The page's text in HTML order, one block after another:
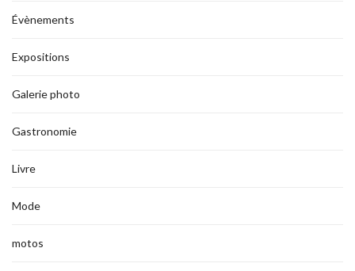
Évènements
Expositions
Galerie photo
Gastronomie
Livre
Mode
motos